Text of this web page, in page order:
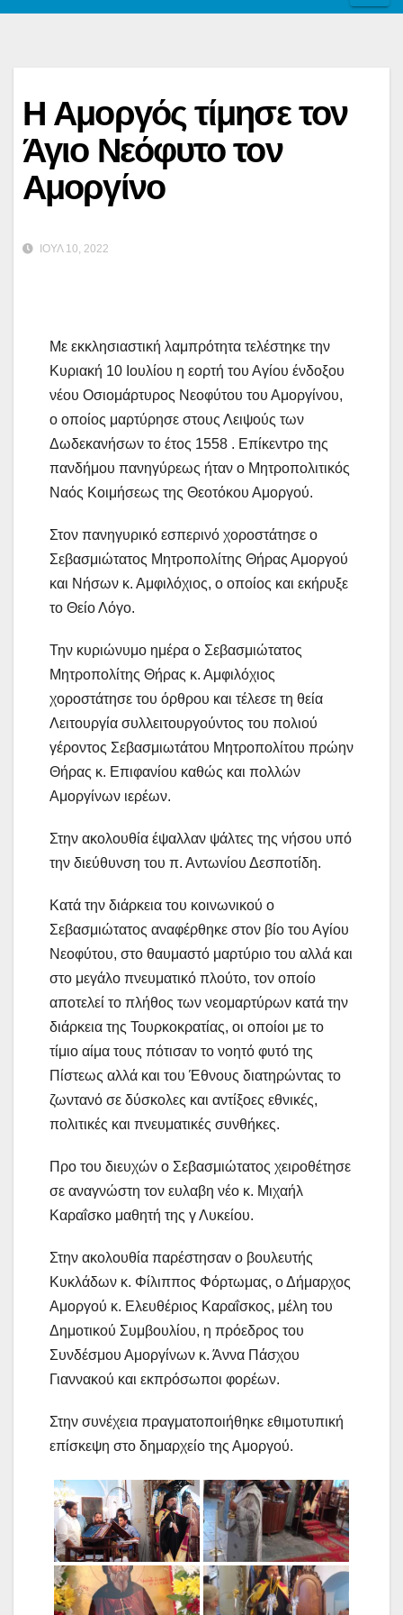
Η Αμοργός τίμησε τον
Άγιο Νεόφυτο τον
Αμοργίνο
ΙΟΎΛ 10, 2022
Με εκκλησιαστική λαμπρότητα τελέστηκε την
Κυριακή 10 Ιουλίου η εορτή του Αγίου ένδοξου
νέου Οσιομάρτυρος Νεοφύτου του Αμοργίνου,
ο οποίος μαρτύρησε στους Λειψούς των
Δωδεκανήσων το έτος 1558 . Επίκεντρο της
πανδήμου πανηγύρεως ήταν ο Μητροπολιτικός
Ναός Κοιμήσεως της Θεοτόκου Αμοργού.
Στον πανηγυρικό εσπερινό χοροστάτησε ο
Σεβασμιώτατος Μητροπολίτης Θήρας Αμοργού
και Νήσων κ. Αμφιλόχιος, ο οποίος και εκήρυξε
το Θείο Λόγο.
Την κυριώνυμο ημέρα ο Σεβασμιώτατος
Μητροπολίτης Θήρας κ. Αμφιλόχιος
χοροστάτησε του όρθρου και τέλεσε τη θεία
Λειτουργία συλλειτουργούντος του πολιού
γέροντος Σεβασμιωτάτου Μητροπολίτου πρώην
Θήρας κ. Επιφανίου καθώς και πολλών
Αμοργίνων ιερέων.
Στην ακολουθία έψαλλαν ψάλτες της νήσου υπό
την διεύθυνση του π. Αντωνίου Δεσποτίδη.
Κατά την διάρκεια του κοινωνικού ο
Σεβασμιώτατος αναφέρθηκε στον βίο του Αγίου
Νεοφύτου, στο θαυμαστό μαρτύριο του αλλά και
στο μεγάλο πνευματικό πλούτο, τον οποίο
αποτελεί το πλήθος των νεομαρτύρων κατά την
διάρκεια της Τουρκοκρατίας, οι οποίοι με το
τίμιο αίμα τους πότισαν το νοητό φυτό της
Πίστεως αλλά και του Έθνους διατηρώντας το
ζωντανό σε δύσκολες και αντίξοες εθνικές,
πολιτικές και πνευματικές συνθήκες.
Προ του διευχών ο Σεβασμιώτατος χειροθέτησε
σε αναγνώστη τον ευλαβη νέο κ. Μιχαήλ
Καραΐσκο μαθητή της γ Λυκείου.
Στην ακολουθία παρέστησαν ο βουλευτής
Κυκλάδων κ. Φίλιππος Φόρτωμας, ο Δήμαρχος
Αμοργού κ. Ελευθέριος Καραΐσκος, μέλη του
Δημοτικού Συμβουλίου, η πρόεδρος του
Συνδέσμου Αμοργίνων κ. Άννα Πάσχου
Γιαννακού και εκπρόσωποι φορέων.
Στην συνέχεια πραγματοποιήθηκε εθιμοτυπική
επίσκεψη στο δημαρχείο της Αμοργού.